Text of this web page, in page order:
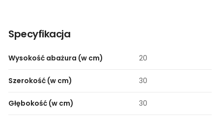
Specyfikacja
Wysokość abażura (w cm) 20
Szerokość (w cm) 30
Głębokość (w cm) 30